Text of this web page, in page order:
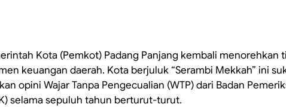
Kota (Pemkot) Padang Panjang kembali menorehkan
keuangan daerah. Kota berjuluk “Serambi Mekkah” ini
opini Wajar Tanpa Pengecualian (WTP) dari Badan
selama sepuluh tahun berturut-turut.